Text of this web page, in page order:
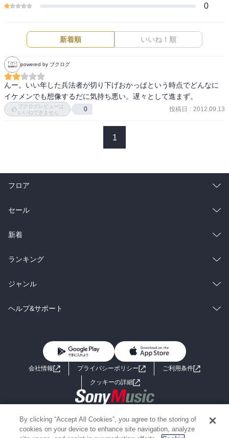
0
新着順 いいね！順
powered by ブクログ
んー。いい年した兵法者が切り下げおかっぱという時点でどんなに
イケメンでも想像するだに気持ち悪い。遅々として進まず。
ブクログレビューは
いいねできません
0 投稿日 : 2012.09.13
1
フロア
総合
ラノベ
雑誌・グラビア
BL・TL
セール
総合
ラノベ
雑誌・グラビア
BL・TL
新着
総合
ラノベ
雑誌・グラビア
ランキング
総合
ラノベ
ジャンル
コミック
ライトノベル 男子向けラノベ
小説
海外小説
ミステリー SF
ヘルプ&サポート
よくあるご質問 お問い合わせ
会社情報 プライバシーポリシー
ご利用条件
クッキーの詳細
Copyright 2017 - 2026 Sony Music Entertainment(Japan) Inc.
Information on the site is for the Japan domestic market only
By clicking “Accept All Cookies”, you agree to the storing of
cookies on your device to enhance site navigation, analyze